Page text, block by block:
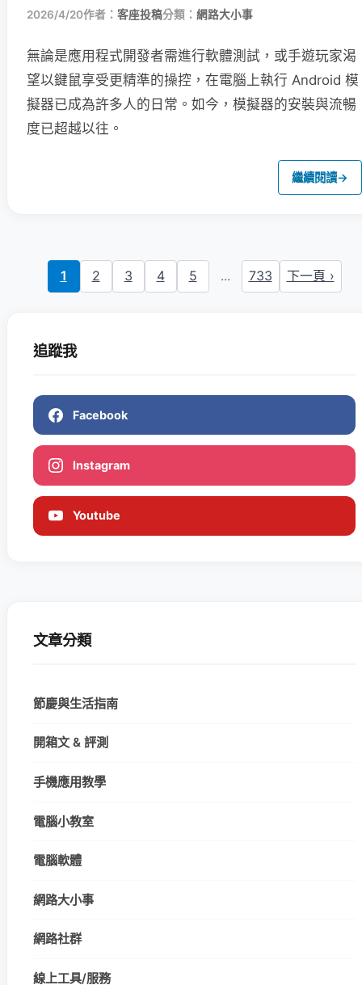
2026/4/20作者： 客座投稿分類： 網路大小事
無論是應用程式開發者需進行軟體測試，或手遊玩家渴
望以鍵鼠享受更精準的操控，在電腦上執行 Android 模
擬器已成為許多人的日常。如今，模擬器的安裝與流暢
度已超越以往。
繼續閱讀→
1 2 3 4 5 ... 733 下一頁 ›
追蹤我
Facebook
Instagram
Youtube
文章分類
節慶與生活指南
開箱文 & 評測
手機應用教學
電腦小教室
電腦軟體
網路大小事
網路社群
線上工具/服務